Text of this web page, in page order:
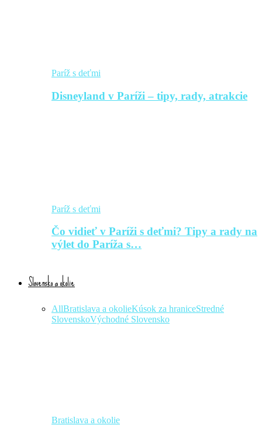
Paríž s deťmi
Disneyland v Paríži – tipy, rady, atrakcie
Paríž s deťmi
Čo vidieť v Paríži s deťmi? Tipy a rady na
výlet do Paríža s…
Slovensko a okolie
AllBratislava a okolieKúsok za hraniceStredné
SlovenskoVýchodné Slovensko
Bratislava a okolie